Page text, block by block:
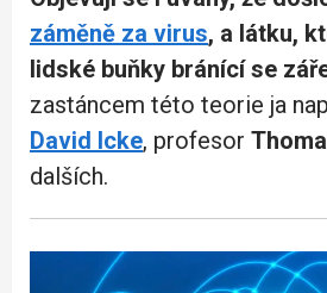
záměně za virus, a látku,
lidské buňky bránící se
zastáncem této teorie ja
David Icke, profesor
dalších.